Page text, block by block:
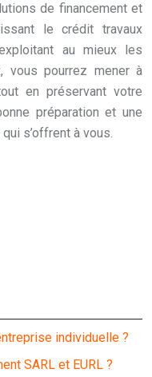
de financement et
le crédit travaux
au mieux les
vous pourrez mener à
en préservant votre
préparation et une
s’offrent à vous.
individuelle ?
SARL et EURL ?